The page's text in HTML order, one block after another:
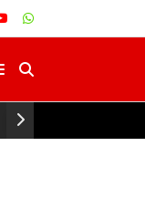
2026-2027